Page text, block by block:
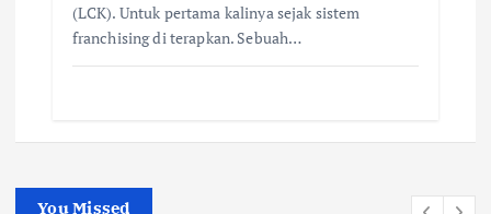
(LCK). Untuk pertama kalinya sejak sistem
franchising di terapkan. Sebuah…
You Missed